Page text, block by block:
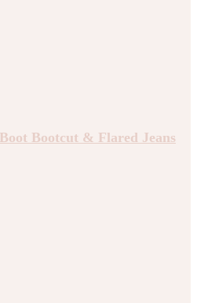
Bootcut & Flared Jeans